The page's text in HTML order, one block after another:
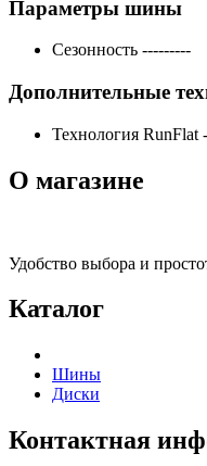
Параметры шины
Сезонность ---------
Дополнительные
Технология RunFlat
О магазине
Удобство выбора и
Каталог
Шины
Диски
Контактная